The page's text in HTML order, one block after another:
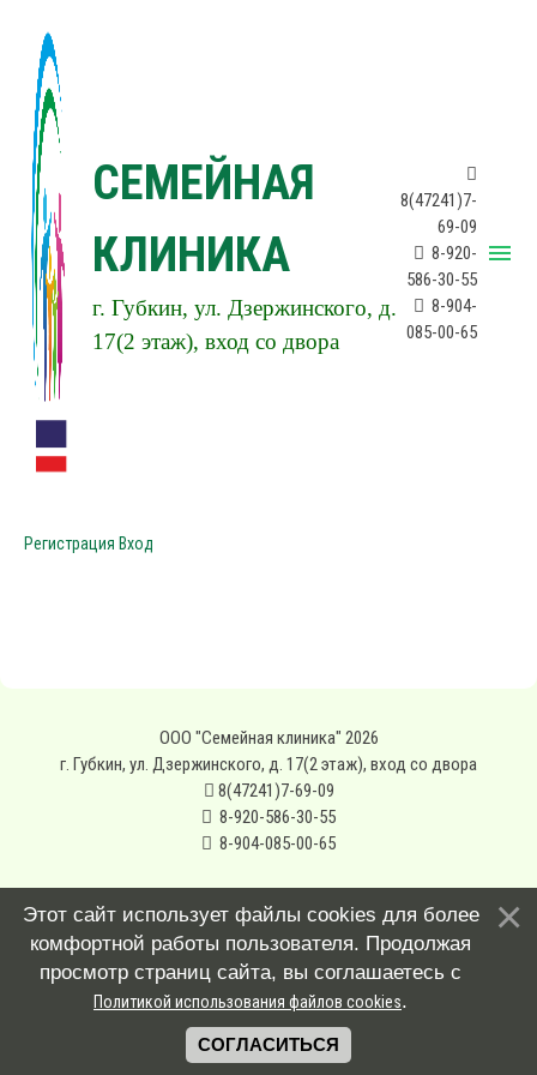
СЕМЕЙНАЯ
КЛИНИКА
г. Губкин, ул. Дзержинского, д.
17(2 этаж), вход со двора
8(47241)7-
69-09
8-920-
586-30-55
8-904-
085-00-65
menu
Регистрация Вход
ООО "Семейная клиника" 2026
г. Губкин, ул. Дзержинского, д. 17(2 этаж), вход со двора
8(47241)7-69-09
8-920-586-30-55
8-904-085-00-65
Этот сайт использует файлы cookies для более
комфортной работы пользователя. Продолжая
просмотр страниц сайта, вы соглашаетесь с
Политикой использования файлов cookies.
СОГЛАСИТЬСЯ